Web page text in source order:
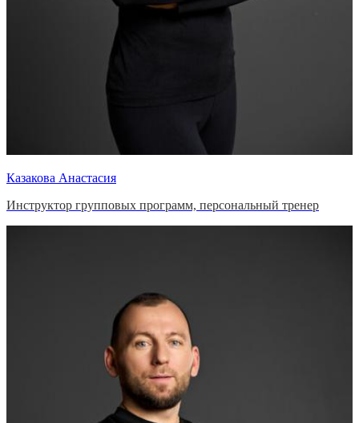
Казакова Анастасия
Инструктор групповых программ, персональный тренер